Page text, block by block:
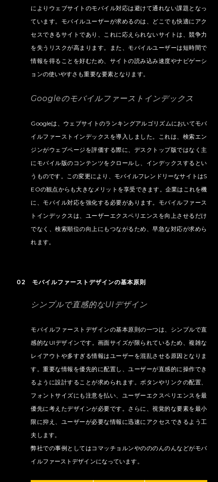
によりウェブサイトのモバイル対応は避けて通れない課題となっ
ています。モバイルユーザーが求めるのは、どこでも快適にアク
セスできるサイトであり、これに応えられないサイトは、競争力
を失うリスクが高まります。また、モバイルユーザーは短時間で
情報を得ることを好むため、サイトの読み込み速度やナビゲーシ
ョンの使いやすさも重要な要素となります。
Googleのモバイルファーストインデックス
Googleは、ウェブサイトのランキングアルゴリズムにおいてモバ
イルファーストインデックスを導入しました。これは、検索エン
ジンがウェブページを評価する際に、デスクトップ版ではなく主
にモバイル版のコンテンツをクロールし、インデックスするとい
うものです。この変更により、モバイルフレンドリーなサイトはS
EOの観点からも大きなメリットを享受できます。企業はこれを機
に、モバイル対応を強化する必要があります。モバイルファース
トインデックスは、ユーザーエクスペリエンスを向上させるだけ
でなく、検索順位の向上にもつながるため、早急な対応が求めら
れます。
02 モバイルファーストデザインの基本原則
シンプルで直感的なUIデザイン
モバイルファーストデザインの基本原則の一つは、シンプルで直
感的なUIデザインです。画面サイズが限られているため、複雑な
レイアウトや多すぎる情報はユーザーを混乱させる原因となりま
す。重要な情報を優先的に配置し、ユーザーが直感的に操作でき
るように設計することが求められます。ボタンやリンクの配置、
フォントサイズにも注意を払い、ユーザーエクスペリエンスを最
優先に考えたデザインが必要です。さらに、視覚的な要素を最小
限に抑え、ユーザーが必要な情報に迅速にアクセスできるよう工
夫します。
弊社での事例としてはコマッチョルンやのののんのんなどがモバ
イルファーストデザインになっています。